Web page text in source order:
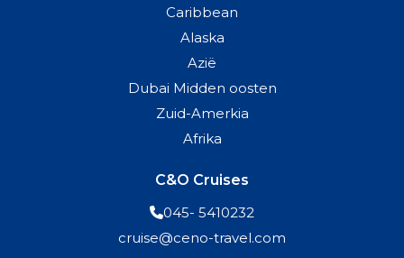
Caribbean
Alaska
Azië
Dubai Midden oosten
Zuid-Amerkia
Afrika
C&O Cruises
045- 5410232
cruise@ceno-travel.com